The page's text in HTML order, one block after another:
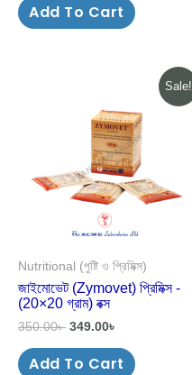
Add To Cart
Sale!
Nutritional (পুষ্টি ও প্রিমিক্স)
জাইমোভেট (Zymovet) প্রিমিক্স -
(20×20 গ্রাম) বক্স
350.00৳
was:
350.00৳ .
349.00৳
Current
is:
349.00৳ .
Add To Cart